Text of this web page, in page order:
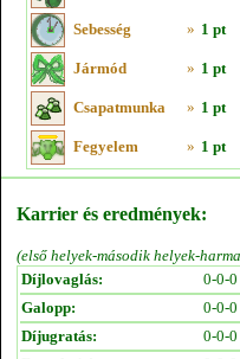
Sebesség » 1 pt
Jármód » 1 pt
Csapatmunka » 1 pt
Fegyelem » 1 pt
Karrier és eredmények:
(első helyek-második helyek-
Díjlovaglás:
0-0-
Galopp:
0-0-
Díjugratás:
0-0-